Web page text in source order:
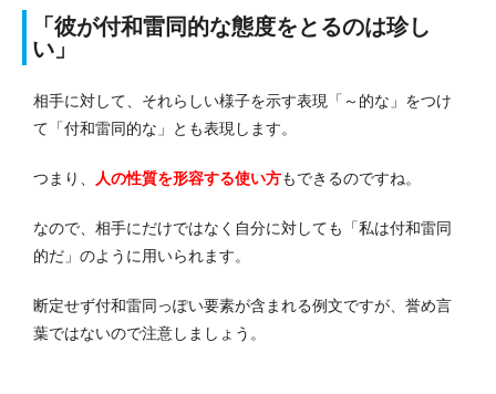
「彼が付和雷同的な態度をとるのは珍し
い」
相手に対して、それらしい様子を示す表現「～的な」をつけ
て「付和雷同的な」とも表現します。
つまり、 人の性質を形容する使い方もできるのですね。
なので、相手にだけではなく自分に対しても「私は付和雷同
的だ」のように用いられます。
断定せず付和雷同っぽい要素が含まれる例文ですが、誉め言
葉ではないので注意しましょう。